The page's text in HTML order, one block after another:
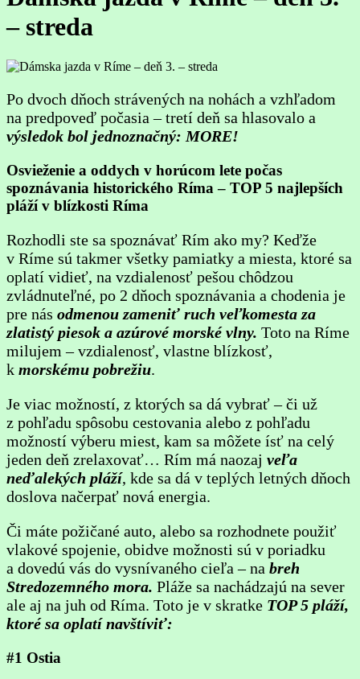
– streda
Po dvoch dňoch strávených na nohách a vzhľadom
na predpoveď počasia – tretí deň sa hlasovalo a
výsledok bol jednoznačný: MORE!
Osvieženie a oddych v horúcom lete počas
spoznávania historického Ríma – TOP 5 najlepších
pláží v blízkosti Ríma
Rozhodli ste sa spoznávať Rím ako my? Keďže
v Ríme sú takmer všetky pamiatky a miesta, ktoré sa
oplatí vidieť, na vzdialenosť pešou chôdzou
zvládnuteľné, po 2 dňoch spoznávania a chodenia je
pre nás odmenou zameniť ruch veľkomesta za
zlatistý piesok a azúrové morské vlny. Toto na Ríme
milujem – vzdialenosť, vlastne blízkosť,
k morskému pobrežiu.
Je viac možností, z ktorých sa dá vybrať – či už
z pohľadu spôsobu cestovania alebo z pohľadu
možností výberu miest, kam sa môžete ísť na celý
jeden deň zrelaxovať… Rím má naozaj veľa
neďalekých pláží, kde sa dá v teplých letných dňoch
doslova načerpať nová energia.
Či máte požičané auto, alebo sa rozhodnete použiť
vlakové spojenie, obidve možnosti sú v poriadku
a dovedú vás do vysnívaného cieľa – na breh
Stredozemného mora. Pláže sa nachádzajú na sever
ale aj na juh od Ríma. Toto je v skratke TOP 5 pláží,
ktoré sa oplatí navštíviť:
#1 Ostia